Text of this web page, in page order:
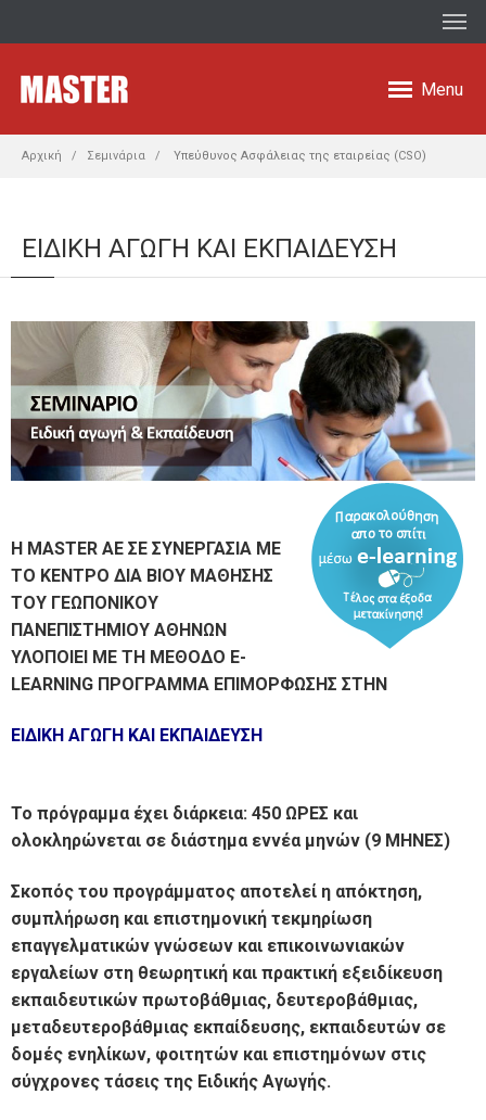
Menu
Αρχική Σεμινάρια Υπεύθυνος Ασφάλειας της εταιρείας (CSO)
ΕΙΔΙΚΗ ΑΓΩΓΗ ΚΑΙ ΕΚΠΑΙΔΕΥΣΗ
Η MASTER AE ΣΕ ΣΥΝΕΡΓΑΣΙΑ ΜΕ
ΤΟ ΚΕΝΤΡΟ ΔΙΑ ΒΙΟΥ ΜΑΘΗΣΗΣ
ΤΟΥ ΓΕΩΠΟΝΙΚΟΥ
ΠΑΝΕΠΙΣΤΗΜΙΟΥ ΑΘΗΝΩΝ
ΥΛΟΠΟΙΕΙ ΜΕ ΤΗ ΜΕΘΟΔΟ E-
LEARNING ΠΡΟΓΡΑΜΜΑ ΕΠΙΜΟΡΦΩΣΗΣ ΣΤΗΝ
ΕΙΔΙΚΗ ΑΓΩΓΗ ΚΑΙ ΕΚΠΑΙΔΕΥΣΗ
Το πρόγραμμα έχει διάρκεια: 450 ΩΡΕΣ και
ολοκληρώνεται σε διάστημα εννέα μηνών (9 ΜΗΝΕΣ)
Σκοπός του προγράμματος αποτελεί η απόκτηση,
συμπλήρωση και επιστημονική τεκμηρίωση
επαγγελματικών γνώσεων και επικοινωνιακών
εργαλείων στη θεωρητική και πρακτική εξειδίκευση
εκπαιδευτικών πρωτοβάθμιας, δευτεροβάθμιας,
μεταδευτεροβάθμιας εκπαίδευσης, εκπαιδευτών σε
δομές ενηλίκων, φοιτητών και επιστημόνων στις
σύγχρονες τάσεις της Ειδικής Αγωγής.